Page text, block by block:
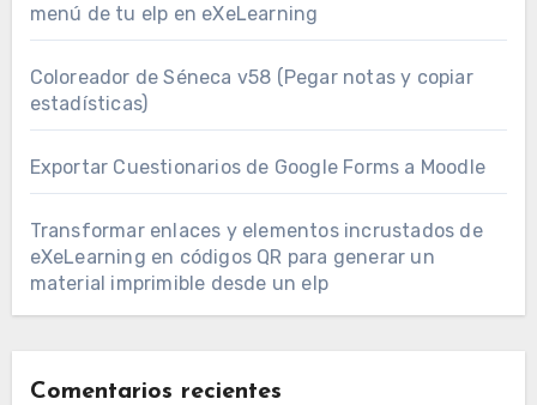
menú de tu elp en eXeLearning
Coloreador de Séneca v58 (Pegar notas y copiar
estadísticas)
Exportar Cuestionarios de Google Forms a Moodle
Transformar enlaces y elementos incrustados de
eXeLearning en códigos QR para generar un
material imprimible desde un elp
Comentarios recientes